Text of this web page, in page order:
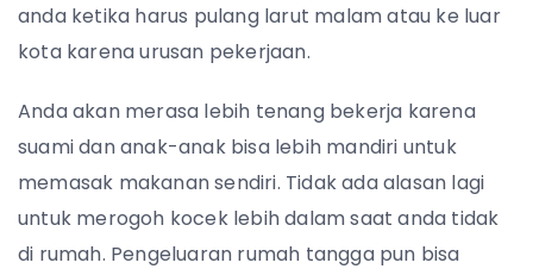
anda ketika harus pulang larut malam atau ke luar
kota karena urusan pekerjaan.
Anda akan merasa lebih tenang bekerja karena
suami dan anak-anak bisa lebih mandiri untuk
memasak makanan sendiri. Tidak ada alasan lagi
untuk merogoh kocek lebih dalam saat anda tidak
di rumah. Pengeluaran rumah tangga pun bisa